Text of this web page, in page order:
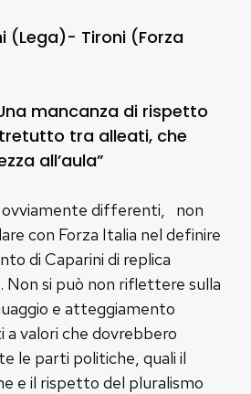
(Lega)- Tironi (Forza
mancanza di rispetto
tra alleati, che
all’aula”
ovviamente differenti, non
con Forza Italia nel definire
di Caparini di replica
Non si può non riflettere sulla
e atteggiamento
a valori che dovrebbero
le parti politiche, quali il
e il rispetto del pluralismo